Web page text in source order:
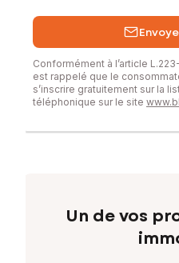
Conformément à l’article
est rappelé que le
s’inscrire gratuitement sur la
téléphonique sur le site
Un de vos